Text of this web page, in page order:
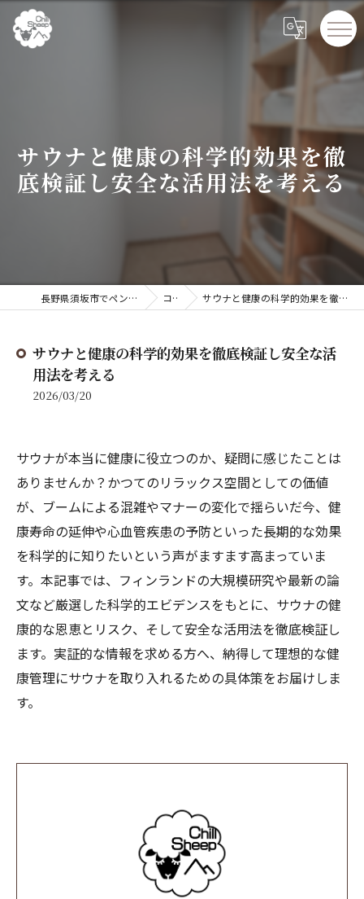
サウナと健康の科学的効果を徹
底検証し安全な活用法を考える
長野県須坂市でペンションならChillSheep コラム サウナと健康の科学的効果を徹底検証し安全な活用法を考える
サウナと健康の科学的効果を徹底検証し安全な活
用法を考える
2026/03/20
サウナが本当に健康に役立つのか、疑問に感じたことは
ありませんか？かつてのリラックス空間としての価値
が、ブームによる混雑やマナーの変化で揺らいだ今、健
康寿命の延伸や心血管疾患の予防といった長期的な効果
を科学的に知りたいという声がますます高まっていま
す。本記事では、フィンランドの大規模研究や最新の論
文など厳選した科学的エビデンスをもとに、サウナの健
康的な恩恵とリスク、そして安全な活用法を徹底検証し
ます。実証的な情報を求める方へ、納得して理想的な健
康管理にサウナを取り入れるための具体策をお届けしま
す。